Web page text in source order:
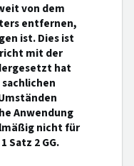
von dem
entfernen,
ist. Dies ist
mit der
hat
Anwendung
nicht für
Satz 2 GG.